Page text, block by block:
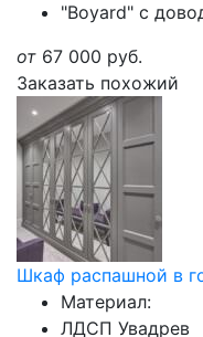
"Boyard" с
от 67 000 руб.
Заказать похожий
Шкаф распашной в
Материал:
ЛДСП Увадрев